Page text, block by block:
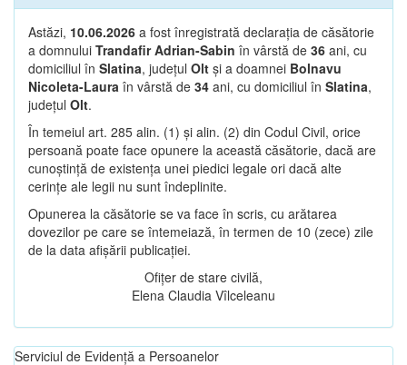
Astăzi, 10.06.2026 a fost înregistrată declarația de căsătorie
a domnului Trandafir Adrian-Sabin în vârstă de 36 ani, cu
domiciliul în Slatina, județul Olt și a doamnei Bolnavu
Nicoleta-Laura în vârstă de 34 ani, cu domiciliul în Slatina,
județul Olt.
În temeiul art. 285 alin. (1) și alin. (2) din Codul Civil, orice
persoană poate face opunere la această căsătorie, dacă are
cunoștință de existența unei piedici legale ori dacă alte
cerințe ale legii nu sunt îndeplinite.
Opunerea la căsătorie se va face în scris, cu arătarea
dovezilor pe care se întemeiază, în termen de 10 (zece) zile
de la data afișării publicației.
Ofițer de stare civilă,
Elena Claudia Vîlceleanu
Serviciul de Evidență a Persoanelor